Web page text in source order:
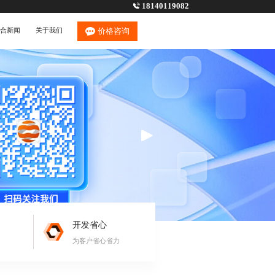
18140119082
新闻 关于我们 价格咨询
开发省心
为客户省心省力